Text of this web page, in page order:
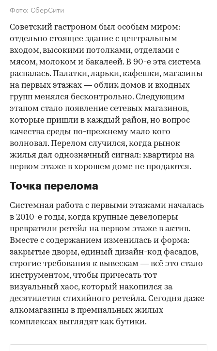
Фото: СберСити
Советский гастроном был особым миром:
отдельно стоящее здание с центральным
входом, высокими потолками, отделами с
мясом, молоком и бакалеей. В 90-е эта система
распалась. Палатки, ларьки, кафешки, магазины
на первых этажах — облик домов и входных
групп менялся бесконтрольно. Следующим
этапом стало появление сетевых магазинов,
которые пришли в каждый район, но вопрос
качества среды по-прежнему мало кого
волновал. Перелом случился, когда рынок
жилья дал однозначный сигнал: квартиры на
первом этаже в хорошем доме не продаются.
Точка перелома
Системная работа с первыми этажами началась
в 2010-е годы, когда крупные девелоперы
превратили ретейл на первом этаже в актив.
Вместе с содержанием изменилась и форма:
закрытые дворы, единый дизайн-код фасадов,
строгие требования к вывескам — всё это стало
инструментом, чтобы причесать тот
визуальный хаос, который накопился за
десятилетия стихийного ретейла. Сегодня даже
алкомагазины в премиальных жилых
комплексах выглядят как бутики.